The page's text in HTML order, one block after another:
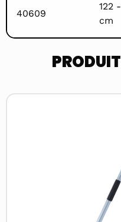
40609
122
cm
Read